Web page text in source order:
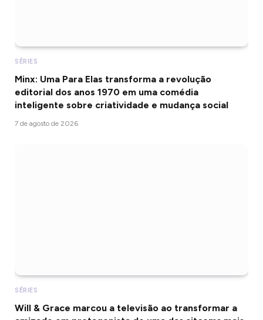
SÉRIES
Minx: Uma Para Elas transforma a revolução
editorial dos anos 1970 em uma comédia
inteligente sobre criatividade e mudança social
7 de agosto de 2026
SÉRIES
Will & Grace marcou a televisão ao transformar a